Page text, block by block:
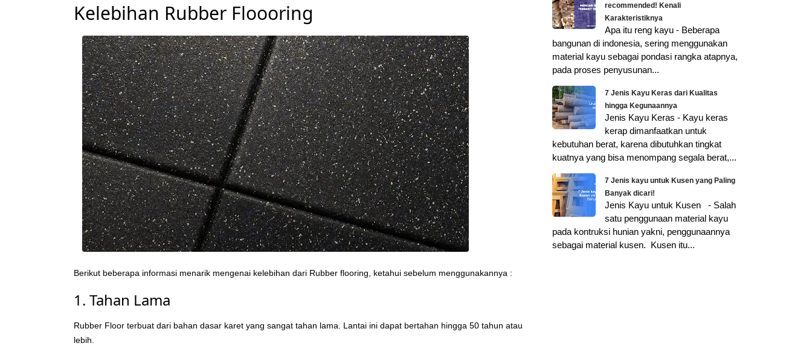
Kelebihan Rubber Floooring
Berikut beberapa informasi menarik mengenai kelebihan dari Rubber flooring, ketahui sebelum menggunakannya :
1. Tahan Lama
Rubber Floor terbuat dari bahan dasar karet yang sangat tahan lama. Lantai ini dapat bertahan hingga 50 tahun atau
lebih.
recommended! Kenali
Karakteristiknya
Apa itu reng kayu - Beberapa
bangunan di indonesia, sering menggunakan
material kayu sebagai pondasi rangka atapnya,
pada proses penyusunan...
7 Jenis Kayu Keras dari Kualitas
hingga Kegunaannya
Jenis Kayu Keras - Kayu keras
kerap dimanfaatkan untuk
kebutuhan berat, karena dibutuhkan tingkat
kuatnya yang bisa menompang segala berat,...
7 Jenis kayu untuk Kusen yang Paling
Banyak dicari!
Jenis Kayu untuk Kusen - Salah
satu penggunaan material kayu
pada kontruksi hunian yakni, penggunaannya
sebagai material kusen. Kusen itu...